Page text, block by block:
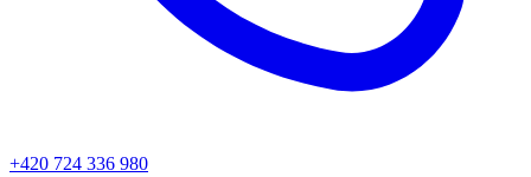
+420 724 336 980